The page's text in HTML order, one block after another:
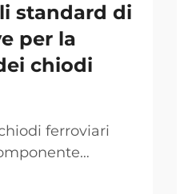
standard di
per la
chiodi
ferroviari